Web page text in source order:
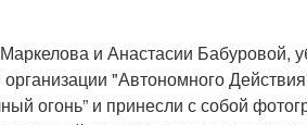
и Анастасии Бабуровой,
"Автономного
огонь” и принесли с собой